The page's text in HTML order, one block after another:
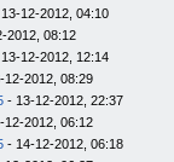
12-2012, 04:10
2012, 08:12
12-2012, 12:14
12-2012, 08:29
- 13-12-2012, 22:37
12-2012, 06:12
- 14-12-2012, 06:18